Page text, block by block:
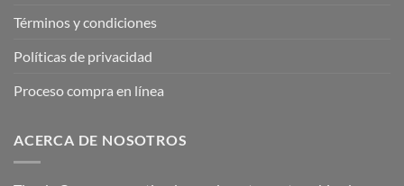
Términos y condiciones
Políticas de privacidad
Proceso compra en línea
ACERCA DE NOSOTROS